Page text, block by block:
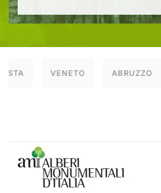
ABRUZZO
VENETO